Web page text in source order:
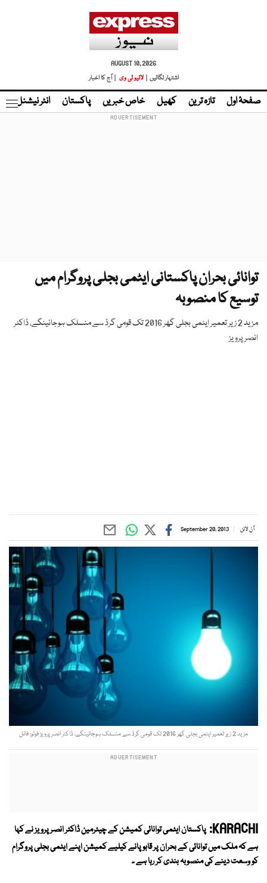
AUGUST 10, 2026
اشتہار لگائیں |
لائیو ٹی وی | آج کا اخبار
صفحۂ اول تازہ ترین کھیل خاص خبریں پاکستان انٹر نیشنل
توانائی بحران پاکستانی ایٹمی بجلی پروگرام میں
توسیع کا منصوبہ
مزید 2 زیر تعمیر ایٹمی بجلی گھر 2016 تک قومی گرڈ سے منسلک ہوجائینگے، ڈاکٹر
انصر پرویز
آن لائن September 20, 2013
مزید 2 زیر تعمیر ایٹمی بجلی گھر 2016 تک قومی گرڈ سے منسلک ہوجائینگے، ڈاکٹر انصر پرویز فوٹو: فائل
KARACHI: پاکستان ایٹمی توانائی کمیشن کے چیئرمین ڈاکٹر انصر پرویز نے کہا
ہے کہ ملک میں توانائی کے بحران پر قابو پانے کیلیے کمیشن اپنے ایٹمی بجلی پروگرام
کو وسعت دینے کی منصوبہ بندی کر رہا ہے ۔